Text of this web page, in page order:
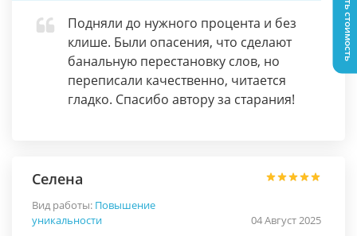
Подняли до нужного процента и без
клише. Были опасения, что сделают
банальную перестановку слов, но
переписали качественно, читается
гладко. Спасибо автору за старания!
Селена
Вид работы: Повышение
уникальности
04 Август 2025
Узнать стоимость